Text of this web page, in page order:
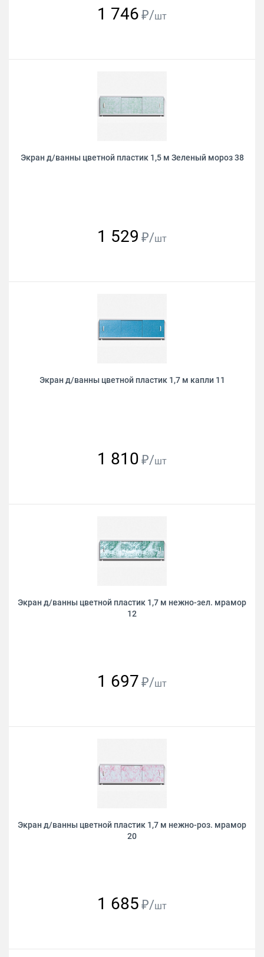
1 746 ₽/шт
Экран д/ванны цветной пластик 1,5 м Зеленый мороз 38
1 529 ₽/шт
Экран д/ванны цветной пластик 1,7 м капли 11
1 810 ₽/шт
Экран д/ванны цветной пластик 1,7 м нежно-зел. мрамор
12
1 697 ₽/шт
Экран д/ванны цветной пластик 1,7 м нежно-роз. мрамор
20
1 685 ₽/шт